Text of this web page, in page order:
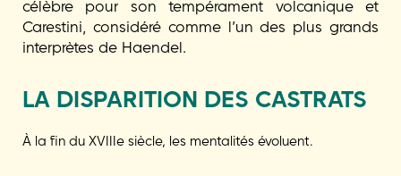
célèbre pour son tempérament volcanique et
Carestini, considéré comme l’un des plus grands
interprètes de Haendel.
LA DISPARITION DES CASTRATS
À la fin du XVIIIe siècle, les mentalités évoluent.